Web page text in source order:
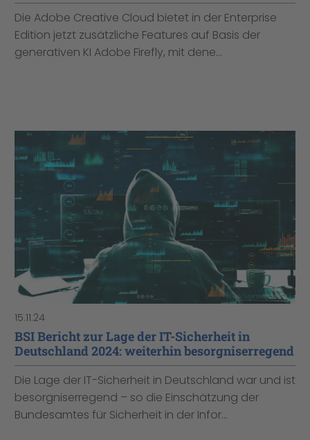
Die Adobe Creative Cloud bietet in der Enterprise
Edition jetzt zusätzliche Features auf Basis der
generativen KI Adobe Firefly, mit dene...
15.11.24
BSI Bericht zur Lage der IT-Sicherheit in
Deutschland 2024: weiterhin besorgniserregend
Die Lage der IT-Sicherheit in Deutschland war und ist
besorgniserregend – so die Einschätzung der
Bundesamtes für Sicherheit in der Infor...